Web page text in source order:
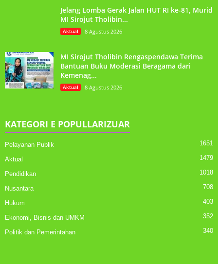
Jelang Lomba Gerak Jalan HUT RI ke-81, Murid
MI Sirojut Tholibin...
Aktual 8 Agustus 2026
MI Sirojut Tholibin Rengaspendawa Terima
Bantuan Buku Moderasi Beragama dari
Kemenag...
Aktual 8 Agustus 2026
KATEGORI E POPULLARIZUAR
Pelayanan Publik 1651
Aktual 1479
Pendidikan 1018
Nusantara 708
Hukum 403
Ekonomi, Bisnis dan UMKM 352
Politik dan Pemerintahan 340